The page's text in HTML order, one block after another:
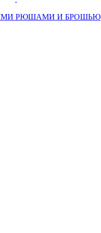
РЮШАМИ И БРОШЬЮ